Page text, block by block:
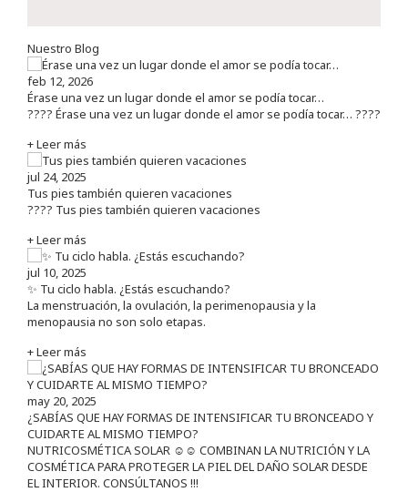
Nuestro Blog
feb 12, 2026
Érase una vez un lugar donde el amor se podía tocar…
???? Érase una vez un lugar donde el amor se podía tocar… ????
+ Leer más
jul 24, 2025
Tus pies también quieren vacaciones
???? Tus pies también quieren vacaciones
+ Leer más
jul 10, 2025
✨ Tu ciclo habla. ¿Estás escuchando?
La menstruación, la ovulación, la perimenopausia y la
menopausia no son solo etapas.
+ Leer más
may 20, 2025
¿SABÍAS QUE HAY FORMAS DE INTENSIFICAR TU BRONCEADO Y
CUIDARTE AL MISMO TIEMPO?
NUTRICOSMÉTICA SOLAR ☺️☺️ COMBINAN LA NUTRICIÓN Y LA
COSMÉTICA PARA PROTEGER LA PIEL DEL DAÑO SOLAR DESDE
EL INTERIOR. CONSÚLTANOS !!!